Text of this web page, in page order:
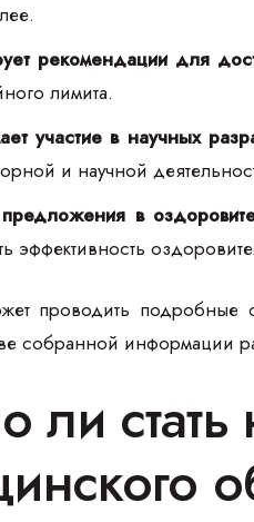
рекомендации для
лимита.
участие в научных
и научной
в
эффективность
проводить
собранной информации
стать